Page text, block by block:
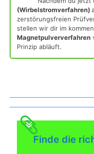
(Wirbelstromverfahren)
zerstörungsfreien
stellen wir dir im
Magnetpulververfahren
Prinzip abläuft.
Finde die